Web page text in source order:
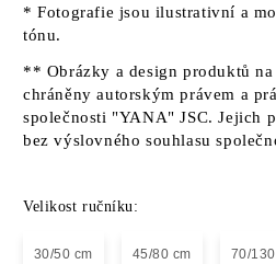
* Fotografie jsou ilustrativní a
tónu.
** Obrázky a design produktů na
chráněny autorským právem a
společnosti "YANA" JSC. Jejich
bez výslovného souhlasu
Velikost ručníku:
30/50 cm 45/80 cm 70/